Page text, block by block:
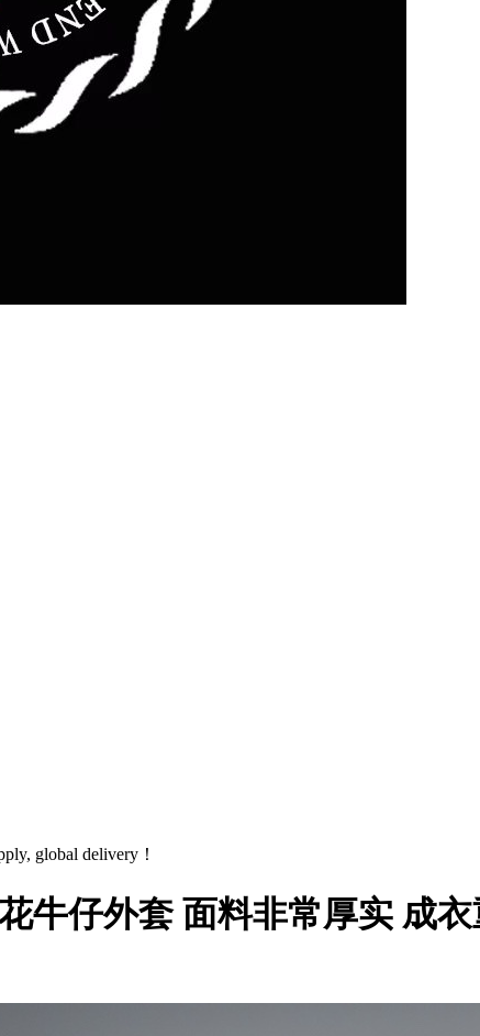
global delivery！
牛仔外套 面料非常厚实 成